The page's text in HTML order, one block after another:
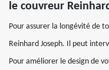
le couvreur
Pour assurer la longévité de
Reinhard Joseph. Il peut
Pour améliorer le design de